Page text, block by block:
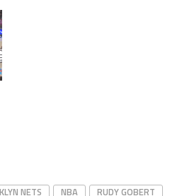
NETS NBA
RUDY GOBERT